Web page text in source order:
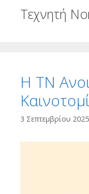
Τεχνητή
H ΤN
3 Σεπτεμβρίου 2025